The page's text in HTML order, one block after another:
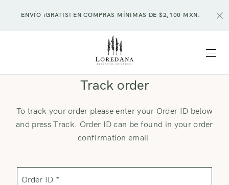
ENVÍO ¡GRATIS! EN COMPRAS MÍNIMAS DE $2,100 MXN.
Track order
To track your order please enter your Order ID below
and press Track. Order ID can be found in your order
confirmation email.